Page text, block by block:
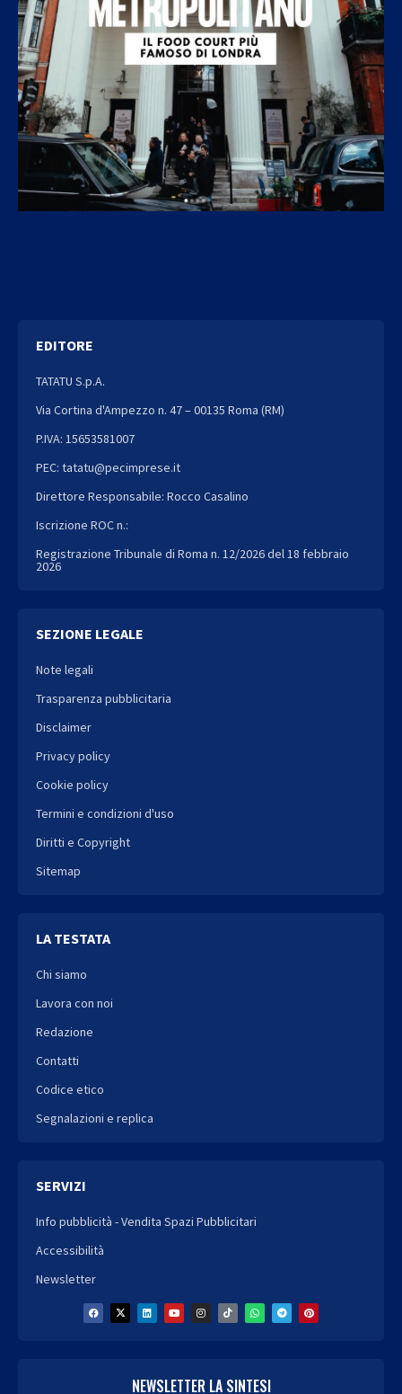
EDITORE
TATATU S.p.A.
Via Cortina d'Ampezzo n. 47 – 00135 Roma (RM)
P.IVA: 15653581007
PEC: tatatu@pecimprese.it
Direttore Responsabile: Rocco Casalino
Iscrizione ROC n.:
Registrazione Tribunale di Roma n. 12/2026 del 18 febbraio
2026
SEZIONE LEGALE
Note legali
Trasparenza pubblicitaria
Disclaimer
Privacy policy
Cookie policy
Termini e condizioni d'uso
Diritti e Copyright
Sitemap
LA TESTATA
Chi siamo
Lavora con noi
Redazione
Contatti
Codice etico
Segnalazioni e replica
SERVIZI
Info pubblicità - Vendita Spazi Pubblicitari
Accessibilità
Newsletter
NEWSLETTER LA SINTESI